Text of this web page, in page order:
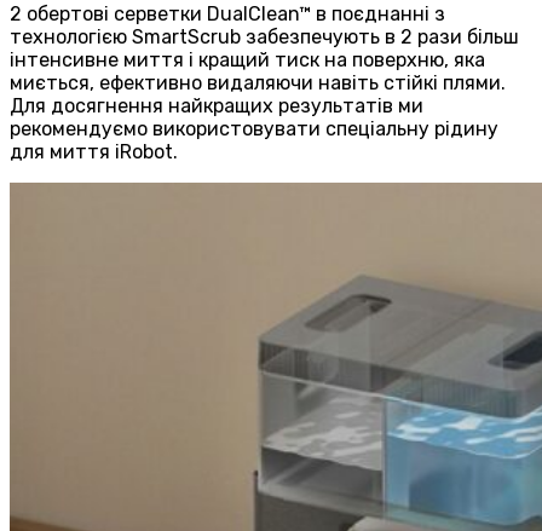
2 обертові серветки DualClean™ в поєднанні з
технологією SmartScrub забезпечують в 2 рази більш
інтенсивне миття і кращий тиск на поверхню, яка
миється, ефективно видаляючи навіть стійкі плями.
Для досягнення найкращих результатів ми
рекомендуємо використовувати спеціальну рідину
для миття iRobot.